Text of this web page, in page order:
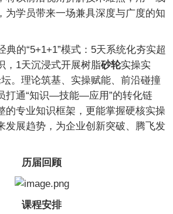
为学员带来一场兼具深度与广度的知
的“5+1+1”模式：5天系统化夯实超
，1天沉浸式开展树脂砂轮实操实
。理论筑基、实操赋能、前沿碰撞
打通“知识—技能—应用”的转化链
的专业知识框架，更能掌握硬核实操
发展趋势，为企业创新突破、腾飞发
历届回顾
课程安排